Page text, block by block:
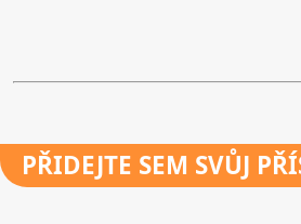
PŘIDEJTE SEM SVŮJ